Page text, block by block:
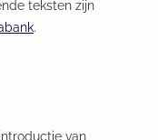
teksten zijn
(
s
.
van